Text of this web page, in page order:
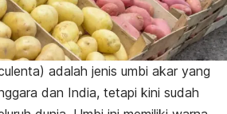
) adalah jenis umbi akar yang
dan India, tetapi kini sudah